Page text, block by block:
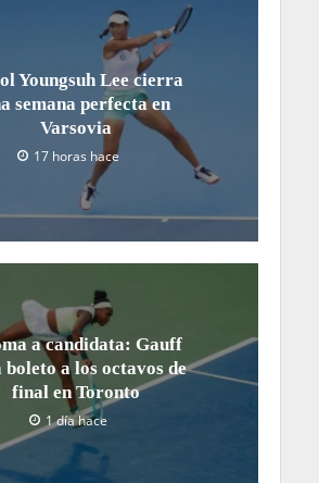
Youngsuh Lee cierra
semana perfecta en
Varsovia
17 horas hace
a candidata: Gauff
boleto a los octavos de
final en Toronto
1 día hace